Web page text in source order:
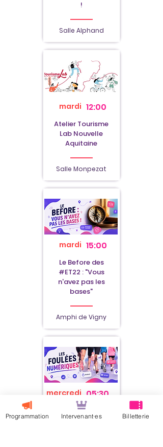
!
Salle Alphand
mardi 12:00
Atelier Tourisme
Lab Nouvelle
Aquitaine
Salle Monpezat
mardi 15:00
Le Before des
#ET22 : "Vous
n'avez pas les
bases"
Amphi de Vigny
mercredi 05:30
Foulées
Numériques
Programmation Intervenant·es Billetterie